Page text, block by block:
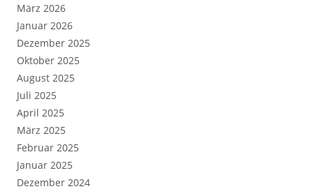
März 2026
Januar 2026
Dezember 2025
Oktober 2025
August 2025
Juli 2025
April 2025
März 2025
Februar 2025
Januar 2025
Dezember 2024